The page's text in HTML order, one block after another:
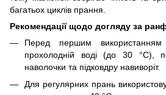
багатьох циклів прання.
Рекомендації щодо догляду за
Перед першим
прохолодній воді (до 30 °C),
наволочки та підковдру навиворіт.
Для регулярних прань